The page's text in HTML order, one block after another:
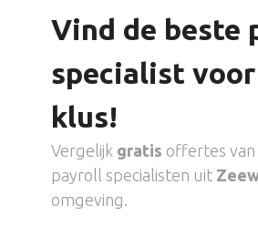
Vind de beste
specialist
klus!
Vergelijk gratis offertes
payroll specialisten uit
omgeving.